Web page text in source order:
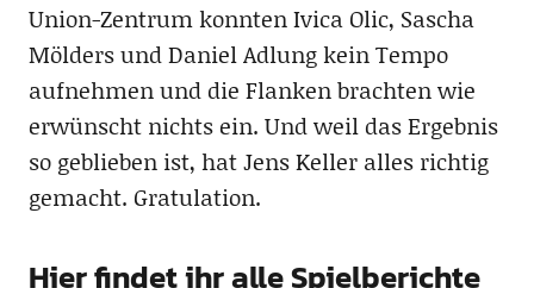
Union-Zentrum konnten Ivica Olic, Sascha
Mölders und Daniel Adlung kein Tempo
aufnehmen und die Flanken brachten wie
erwünscht nichts ein. Und weil das Ergebnis
so geblieben ist, hat Jens Keller alles richtig
gemacht. Gratulation.
Hier findet ihr alle Spielberichte